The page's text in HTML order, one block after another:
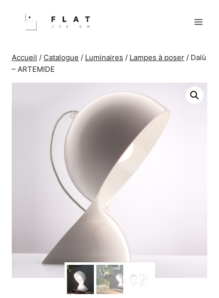
contenu
Accueil / Catalogue / Luminaires / Lampes à poser / Dalù
– ARTEMIDE